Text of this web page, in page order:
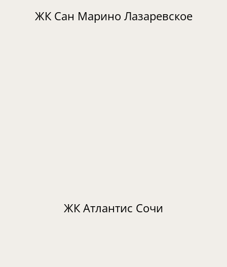
ЖК Сан Марино Лазаревское
ЖК Атлантис Сочи